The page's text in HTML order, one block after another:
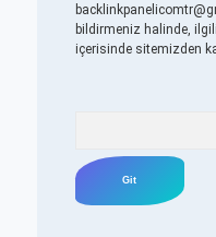
bildirmeniz halinde,
içerisinde sitemizden